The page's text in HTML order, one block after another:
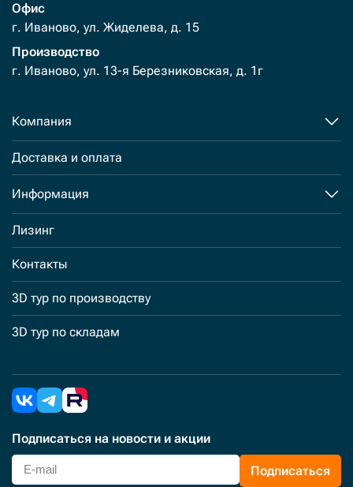
Офис
г. Иваново, ул. Жиделева, д. 15
Производство
г. Иваново, ул. 13-я Березниковская, д. 1г
Компания
Доставка и оплата
Информация
Лизинг
Контакты
3D тур по производству
3D тур по складам
Подписаться на новости и акции
Подписаться